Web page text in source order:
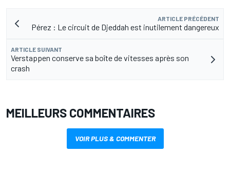
ARTICLE PRÉCÉDENT
Pérez : Le circuit de Djeddah est inutilement dangereux
ARTICLE SUIVANT
Verstappen conserve sa boîte de vitesses après son
crash
MEILLEURS COMMENTAIRES
VOIR PLUS & COMMENTER